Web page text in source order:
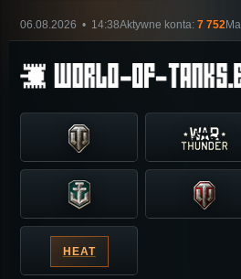
06.08.2026 • 14:38Aktywne konta: 7 752
HEAT